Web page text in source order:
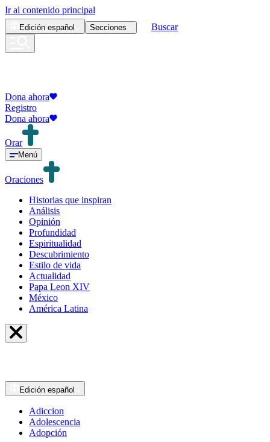
Ir al contenido principal
Edición español Secciones Buscar
Dona ahora
Registro
Dona ahora
Orar
Menú
Oraciones
Historias que inspiran
Análisis
Opinión
Profundidad
Espiritualidad
Descubrimiento
Estilo de vida
Actualidad
Papa Leon XIV
México
América Latina
Edición español
Adiccion
Adolescencia
Adopción